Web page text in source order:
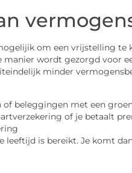
om een vrijstelling te
manier wordt gezorgd voor
minder
of beleggingen met een
of je betaalt
leeftijd is bereikt. Je komt